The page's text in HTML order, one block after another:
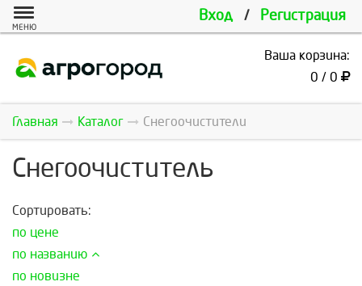
Вход / Регистрация
МЕНЮ
Ваша корзина:
0 / 0
Главная Каталог Снегоочистители
Снегоочиститель
Сортировать:
по цене
по названию
по новизне